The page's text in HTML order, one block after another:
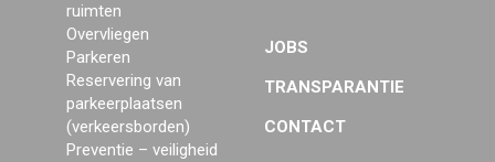
ruimten
Overvliegen
Parkeren
Reservering van
parkeerplaatsen
(verkeersborden)
Preventie – veiligheid
JOBS
TRANSPARANTIE
CONTACT